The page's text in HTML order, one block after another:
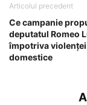
Articolul precedent
Ce campanie
deputatul Romeo
împotriva violenței
domestice